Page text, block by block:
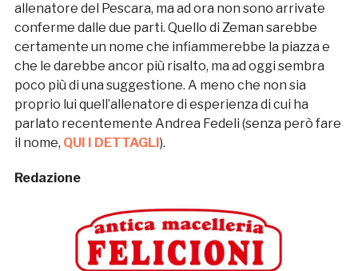
allenatore del Pescara, ma ad ora non sono arrivate
conferme dalle due parti. Quello di Zeman sarebbe
certamente un nome che infiammerebbe la piazza e
che le darebbe ancor più risalto, ma ad oggi sembra
poco più di una suggestione. A meno che non sia
proprio lui quell’allenatore di esperienza di cui ha
parlato recentemente Andrea Fedeli (senza però fare
il nome, QUI I DETTAGLI ).
Redazione